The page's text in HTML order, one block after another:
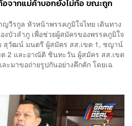
จากแม่ค้าบอกยังไม่ท้อ ขณะถูก
วีรกูล หัวหน้าพรรคภูมิใจไทย เดินทาง
งบัวลำภู เพื่อช่วยผู้สมัครของพรรคภูมิใจ
สุวัฒน์ มนตรี ผู้สมัคร สส.เขต 1, ชญาน์
2 และอาณัติ ชินทะวัน ผู้สมัคร สส.เขต
ะมาขอถ่ายรูปกันอย่างคึกคัก โดยเฉ